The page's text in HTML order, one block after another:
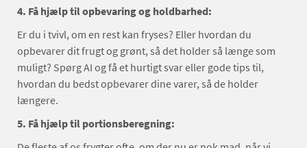
4. Få hjælp til opbevaring og holdbarhed:
Er du i tvivl, om en rest kan fryses? Eller hvordan du
opbevarer dit frugt og grønt, så det holder så længe som
muligt? Spørg AI og få et hurtigt svar eller gode tips til,
hvordan du bedst opbevarer dine varer, så de holder
længere.
5. Få hjælp til portionsberegning: